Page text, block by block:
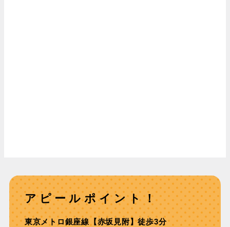
アピールポイント！
東京メトロ銀座線【⾚坂⾒附】徒歩3分